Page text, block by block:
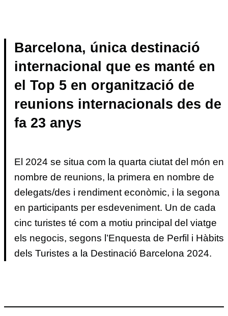
Barcelona, única destinació
internacional que es manté en
el Top 5 en organització de
reunions internacionals des de
fa 23 anys
El 2024 se situa com la quarta ciutat del món en
nombre de reunions, la primera en nombre de
delegats/des i rendiment econòmic, i la segona
en participants per esdeveniment. Un de cada
cinc turistes té com a motiu principal del viatge
els negocis, segons l’Enquesta de Perfil i Hàbits
dels Turistes a la Destinació Barcelona 2024.